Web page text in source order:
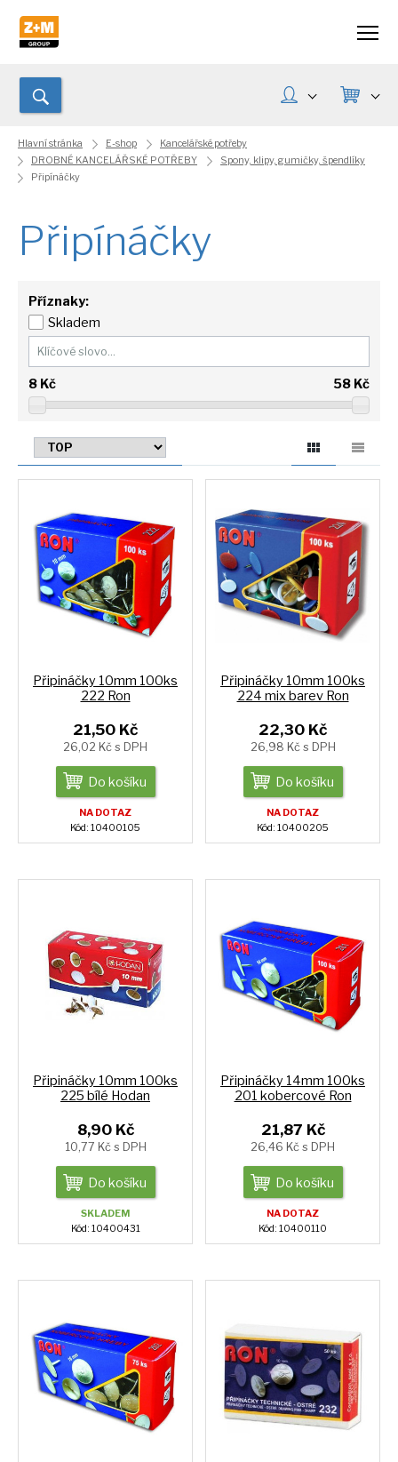
Hlavní stránka E-shop
Kancelářské potřeby
DROBNÉ KANCELÁŘSKÉ POTŘEBY
Spony, klipy, gumičky, špendlíky
Připínáčky
Připínáčky
Příznaky:
Skladem
8Kč 58 Kč
Připináčky 10mm 100ks
222 Ron
21,50 Kč
26,02 Kč s DPH
Do košíku
NA DOTAZ
Kód: 10400105
Připináčky 10mm 100ks
224 mix barev Ron
22,30 Kč
26,98 Kč s DPH
Do košíku
NA DOTAZ
Kód: 10400205
Připináčky 10mm 100ks
225 bílé Hodan
8,90 Kč
10,77 Kč s DPH
Do košíku
SKLADEM
Kód: 10400431
Připináčky 14mm 100ks
201 kobercové Ron
21,87 Kč
26,46 Kč s DPH
Do košíku
NA DOTAZ
Kód: 10400110